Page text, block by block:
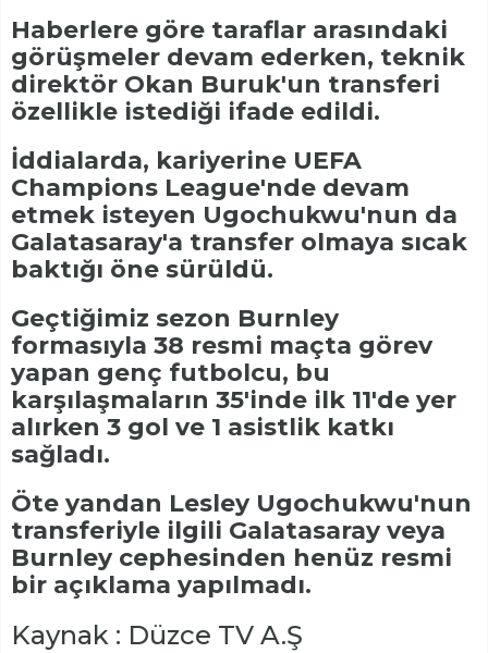
Haberlere göre taraflar arasındaki
görüşmeler devam ederken, teknik
direktör Okan Buruk'un transferi
özellikle istediği ifade edildi.
İddialarda, kariyerine UEFA
Champions League'nde devam
etmek isteyen Ugochukwu'nun da
Galatasaray'a transfer olmaya sıcak
baktığı öne sürüldü.
Geçtiğimiz sezon Burnley
formasıyla 38 resmi maçta görev
yapan genç futbolcu, bu
karşılaşmaların 35'inde ilk 11'de yer
alırken 3 gol ve 1 asistlik katkı
sağladı.
Öte yandan Lesley Ugochukwu'nun
transferiyle ilgili Galatasaray veya
Burnley cephesinden henüz resmi
bir açıklama yapılmadı.
Kaynak : Düzce TV A.Ş